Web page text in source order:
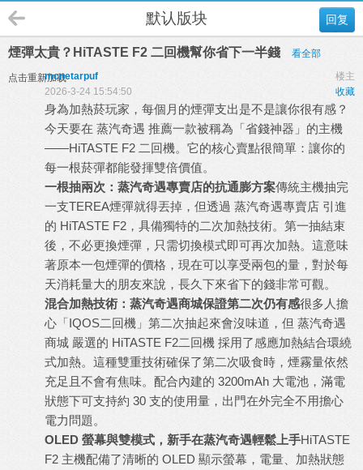
回复
默认版块
煙彈太貴？HiTASTE F2 二回機幫你省下一半錢 看全部
点击重新加载 楼主
mcnetarpuf
收藏
2026-3-24 15:54:50
身為加熱菸玩家，每個月的煙彈支出是不是讓你很有感？
今天要在 蒸汽奇遇 推薦一款被稱為「省錢神器」的主機
——HiTASTE F2 二回機。它的核心賣點很簡單：讓你的
每一根菸彈都能發揮雙倍價值。
一根抽兩次：蒸汽奇遇專賣店的抗通膨方案傳統主機抽完
一支TEREA煙彈就得丟掉，但透過 蒸汽奇遇專賣店 引進
的 HiTASTE F2 ，具備獨特的二次加熱技術。第一抽結束
後，不必更換煙彈，只需切換模式即可再次加熱。這意味
著原本一包煙彈的價格，現在可以享受兩包的量，對於每
天消耗量大的朋友來說，長久下來省下的錢非常可觀。
混合加熱技術：蒸汽奇遇商城保證第二次仍有感很多人擔
心「IQOS二回機 」第二次抽起來會沒味道，但 蒸汽奇遇
商城 嚴選的 HiTASTE F2二回機 採用了感應加熱結合環繞
式加熱。這種雙重技術確保了第二次吸食時，煙霧量依然
充足且不會有焦味。配合內建的 3200mAh 大電池，滿電
狀態下可支持約 30 支的使用量，出門在外完全不用擔心
電力問題。
OLED 螢幕與雙模式，新手在蒸汽奇遇輕鬆上手HiTASTE
F2 主機配備了清晰的 OLED 顯示螢幕，電量、加熱狀態